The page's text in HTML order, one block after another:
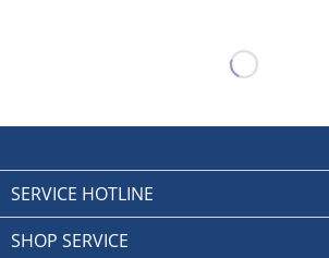
SERVICE HOTLINE
SHOP SERVICE